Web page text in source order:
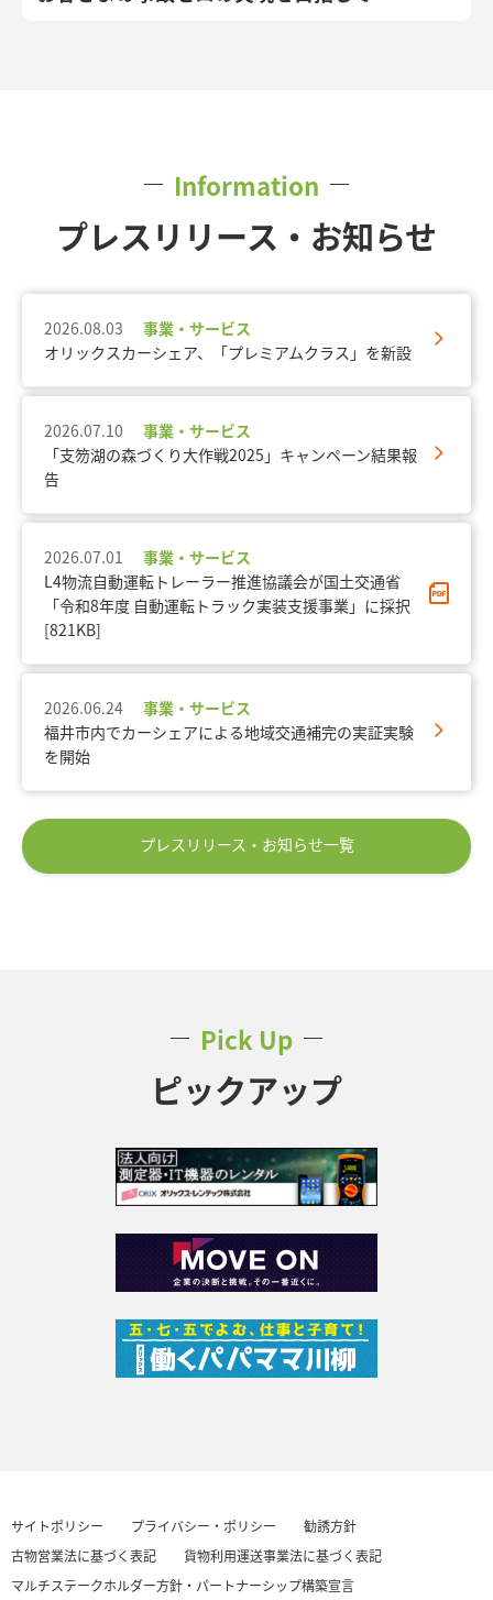
Information
プレスリリース・お知らせ
2026.08.03
事業・サービス
オリックスカーシェア、「プレミアムクラス」を新設
2026.07.10
事業・サービス
「支笏湖の森づくり大作戦2025」キャンペーン結果報
告
2026.07.01
事業・サービス
L4物流自動運転トレーラー推進協議会が国土交通省
「令和8年度 自動運転トラック実装支援事業」に採択
[821KB]
2026.06.24
事業・サービス
福井市内でカーシェアによる地域交通補完の実証実験
を開始
プレスリリース・お知らせ一覧
Pick Up
ピックアップ
サイトポリシー プライバシー・ポリシー
勧誘方針
古物営業法に基づく表記
貨物利用運送事業法に基づく表記
マルチステークホルダー方針・パートナーシップ構築宣言